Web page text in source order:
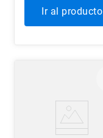
Ir al producto